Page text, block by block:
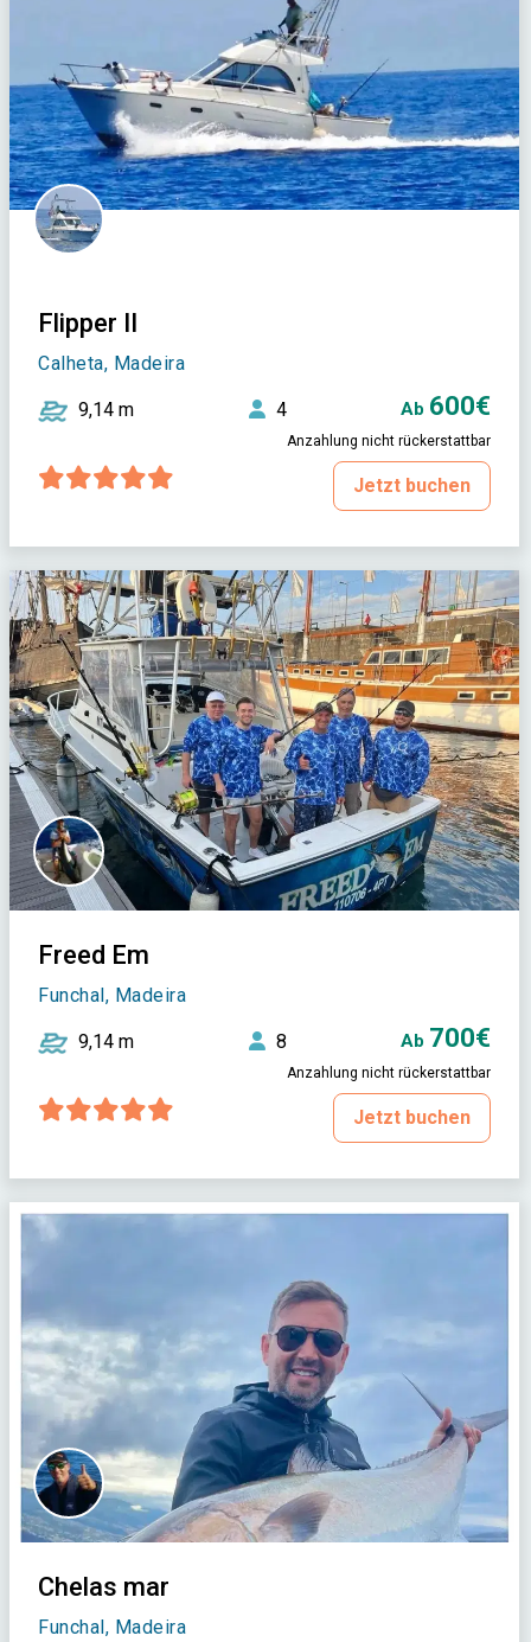
Flipper II
Calheta, Madeira
9,14 m 4 Ab 600€
Anzahlung nicht rückerstattbar
Jetzt buchen
Freed Em
Funchal, Madeira
9,14 m 8 Ab 700€
Anzahlung nicht rückerstattbar
Jetzt buchen
Chelas mar
Funchal, Madeira